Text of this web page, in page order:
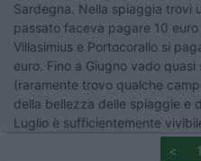
Sardegna. Nella spiaggia trovi
passato faceva pagare 10
Villasimius e Portocorallo si
euro. Fino a Giugno vado
(raramente trovo qualche
della bellezza delle spiaggie e
Luglio è sufficientemente
<
1